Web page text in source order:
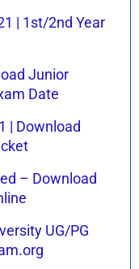
| 1st/2nd Year
Junior
Date
| Download
– Download
UG/PG